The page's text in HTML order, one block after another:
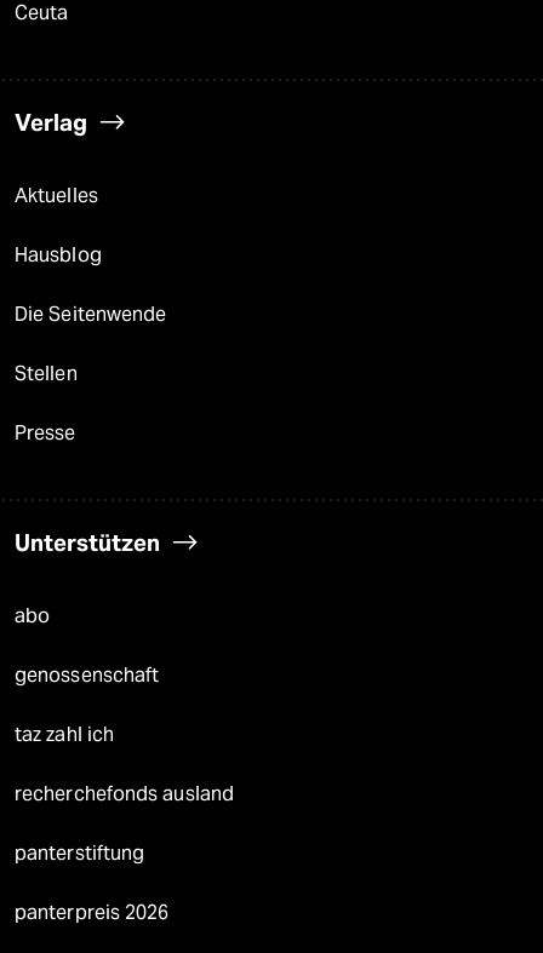
Ceuta
Verlag
Aktuelles
Hausblog
Die Seitenwende
Stellen
Presse
Unterstützen
abo
genossenschaft
taz zahl ich
recherchefonds ausland
panterstiftung
panterpreis 2026